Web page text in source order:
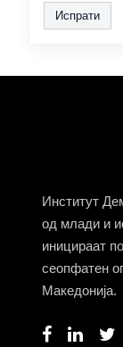
Испрати
Институт
од млади и
иницираат
сеопфатен
Македонија.